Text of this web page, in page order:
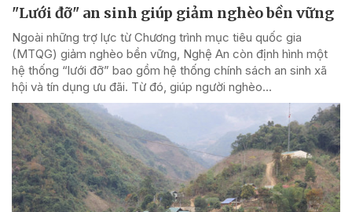
"Lưới đỡ" an sinh giúp giảm nghèo bền vững
Ngoài những trợ lực từ Chương trình mục tiêu quốc gia
(MTQG) giảm nghèo bền vững, Nghệ An còn định hình một
hệ thống “lưới đỡ” bao gồm hệ thống chính sách an sinh xã
hội và tín dụng ưu đãi. Từ đó, giúp người nghèo...